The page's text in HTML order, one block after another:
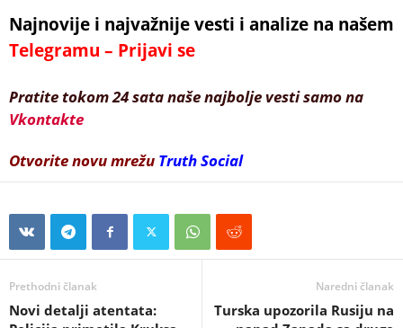
Najnovije i najvažnije vesti i analize na našem
Telegramu – Prijavi se
Pratite tokom 24 sata naše najbolje vesti samo na
Vkontakte
Otvorite novu mrežu Truth Social
Prethodni članak
Novi detalji atentata:
Naredni članak
Turska upozorila Rusiju na